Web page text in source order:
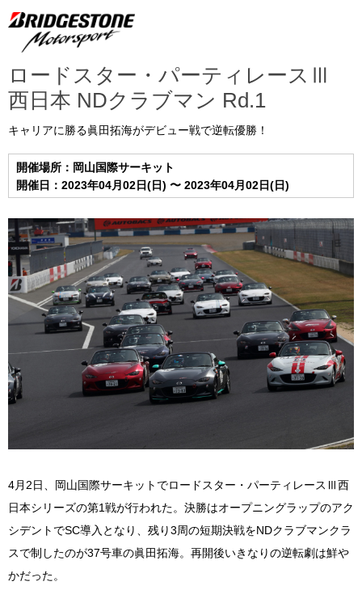
ロードスター・パーティレースⅢ
西日本 NDクラブマン Rd.1
キャリアに勝る眞田拓海がデビュー戦で逆転優勝！
開催場所：岡山国際サーキット
開催日：2023年04月02日(日) 〜 2023年04月02日(日)
4月2日、岡山国際サーキットでロードスター・パーティレースⅢ西
日本シリーズの第1戦が行われた。決勝はオープニングラップのアク
シデントでSC導入となり、残り3周の短期決戦をNDクラブマンクラ
スで制したのが37号車の眞田拓海。再開後いきなりの逆転劇は鮮や
かだった。